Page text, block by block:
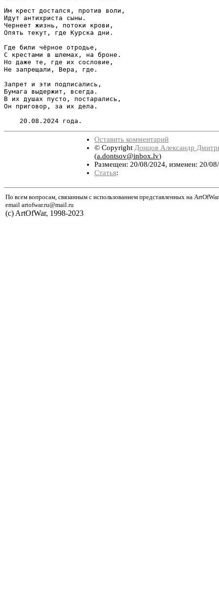
Им крест достался, против воли,
Идут антихриста сыны.
Чернеет жизнь, потоки крови,
Опять текут, где Курска дни.
Где били чёрное отродье,
С крестами в шлемах, на броне.
Но даже те, где их сословие,
Не запрещали, Вера, где.
Запрет и эти подписались,
Бумага выдержит, всегда.
В их душах пусто, постарались,
Он приговор, за их дела.
Оставить комментарий
© Copyright Донцов Александр
(a.dontsov@inbox.lv)
Размещен: 20/08/2024, изменен: 20/
Статья:
По всем вопросам, связанным с использованием представленных на
email artofwar.ru@mail.ru
(с) ArtOfWar, 1998-2023